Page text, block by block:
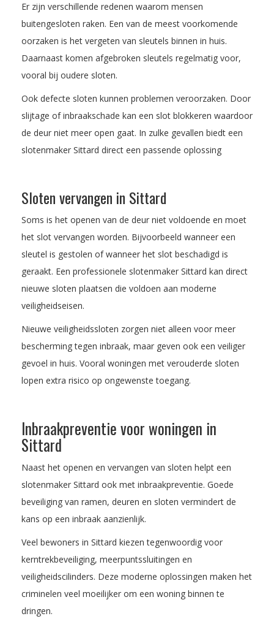
Er zijn verschillende redenen waarom mensen
buitengesloten raken. Een van de meest voorkomende
oorzaken is het vergeten van sleutels binnen in huis.
Daarnaast komen afgebroken sleutels regelmatig voor,
vooral bij oudere sloten.
Ook defecte sloten kunnen problemen veroorzaken. Door
slijtage of inbraakschade kan een slot blokkeren waardoor
de deur niet meer open gaat. In zulke gevallen biedt een
slotenmaker Sittard direct een passende oplossing
Sloten vervangen in Sittard
Soms is het openen van de deur niet voldoende en moet
het slot vervangen worden. Bijvoorbeeld wanneer een
sleutel is gestolen of wanneer het slot beschadigd is
geraakt. Een professionele slotenmaker Sittard kan direct
nieuwe sloten plaatsen die voldoen aan moderne
veiligheidseisen.
Nieuwe veiligheidssloten zorgen niet alleen voor meer
bescherming tegen inbraak, maar geven ook een veiliger
gevoel in huis. Vooral woningen met verouderde sloten
lopen extra risico op ongewenste toegang.
Inbraakpreventie voor woningen in
Sittard
Naast het openen en vervangen van sloten helpt een
slotenmaker Sittard ook met inbraakpreventie. Goede
beveiliging van ramen, deuren en sloten vermindert de
kans op een inbraak aanzienlijk.
Veel bewoners in Sittard kiezen tegenwoordig voor
kerntrekbeveiliging, meerpuntssluitingen en
veiligheidscilinders. Deze moderne oplossingen maken het
criminelen veel moeilijker om een woning binnen te
dringen.